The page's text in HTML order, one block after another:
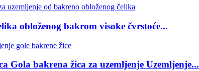
obloženog bakrom visoke čvrstoće...
Gola bakrena žica za uzemljenje Uzemljenje...